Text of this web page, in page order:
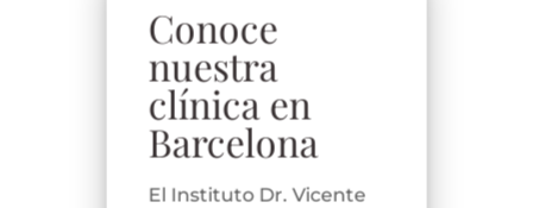
Conoce
nuestra
clínica en
Barcelona
El Instituto Dr. Vicente